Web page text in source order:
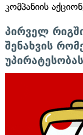
კომპანიის
პირველ
შენახვის